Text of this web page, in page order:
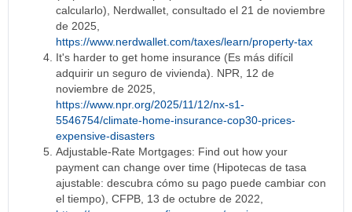
calcularlo), Nerdwallet, consultado el 21 de noviembre
de 2025,
https://www.nerdwallet.com/taxes/learn/property-tax
It's harder to get home insurance (Es más difícil
adquirir un seguro de vivienda). NPR, 12 de
noviembre de 2025,
https://www.npr.org/2025/11/12/nx-s1-
5546754/climate-home-insurance-cop30-prices-
expensive-disasters
Adjustable-Rate Mortgages: Find out how your
payment can change over time (Hipotecas de tasa
ajustable: descubra cómo su pago puede cambiar con
el tiempo), CFPB, 13 de octubre de 2022,